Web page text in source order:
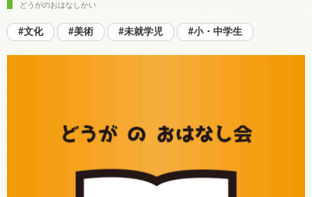
どうがのおはなしかい
#文化 #美術 #未就学児 #小・中学生